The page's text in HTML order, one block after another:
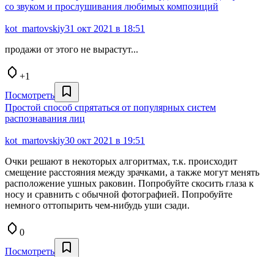
со звуком и прослушивания любимых композиций
kot_martovskiy31 окт 2021 в 18:51
продажи от этого не вырастут...
+1
Посмотреть
Простой способ спрятаться от популярных систем
распознавания лиц
kot_martovskiy30 окт 2021 в 19:51
Очки решают в некоторых алгоритмах, т.к. происходит
смещение расстояния между зрачками, а также могут менять
расположение ушных раковин. Попробуйте скосить глаза к
носу и сравнить с обычной фотографией. Попробуйте
немного оттопырить чем-нибудь уши сзади.
0
Посмотреть